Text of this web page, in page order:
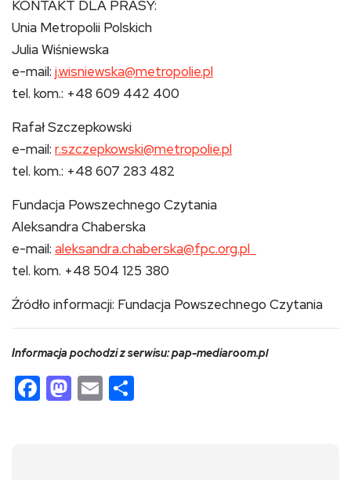
KONTAKT DLA PRASY:
Unia Metropolii Polskich
Julia Wiśniewska
e-mail: j.wisniewska@metropolie.pl
tel. kom.: +48 609 442 400
Rafał Szczepkowski
e-mail: r.szczepkowski@metropolie.pl
tel. kom.: +48 607 283 482
Fundacja Powszechnego Czytania
Aleksandra Chaberska
e-mail: aleksandra.chaberska@fpc.org.pl
tel. kom. +48 504 125 380
Źródło informacji: Fundacja Powszechnego Czytania
Informacja pochodzi z serwisu: pap-mediaroom.pl
Facebook
Mastodon
Email